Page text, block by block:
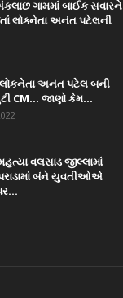
ગામમાં બાઈક સવારને
લોક્નેતા અનંત પટેલની
અનંત પટેલ બની
CM… જાણો કેમ...
વલસાડ જીલ્લામાં
બંને યુવતીઓએ